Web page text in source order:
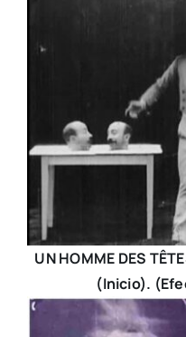
UN HOMME DES
(Inicio).